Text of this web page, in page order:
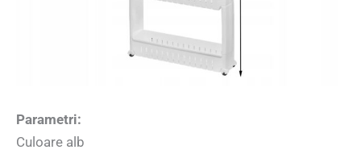
Parametri:
Culoare alb